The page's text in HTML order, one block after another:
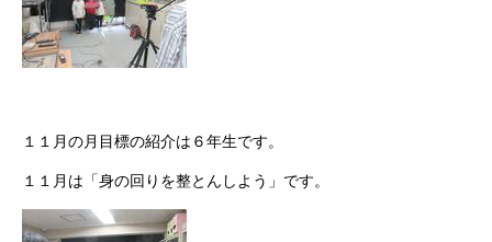
１１月の月目標の紹介は６年生です。
１１月は「身の回りを整とんしよう」です。